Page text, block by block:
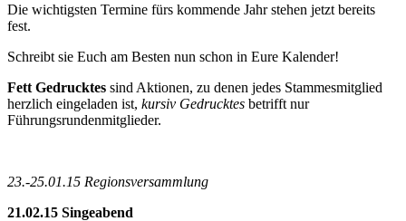
Die wichtigsten Termine fürs kommende Jahr stehen jetzt bereits
fest.
Schreibt sie Euch am Besten nun schon in Eure Kalender!
Fett Gedrucktes sind Aktionen, zu denen jedes Stammesmitglied
herzlich eingeladen ist, kursiv Gedrucktes betrifft nur
Führungsrundenmitglieder.
23.-25.01.15 Regionsversammlung
21.02.15 Singeabend